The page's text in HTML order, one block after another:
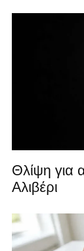
Θλίψη για
Αλιβέρι